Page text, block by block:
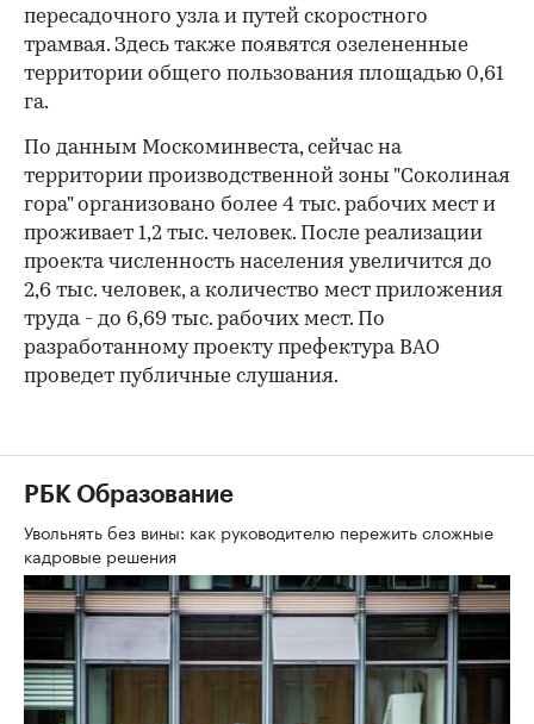
пересадочного узла и путей скоростного
трамвая. Здесь также появятся озелененные
территории общего пользования площадью 0,61
га.
По данным Москоминвеста, сейчас на
территории производственной зоны "Соколиная
гора" организовано более 4 тыс. рабочих мест и
проживает 1,2 тыс. человек. После реализации
проекта численность населения увеличится до
2,6 тыс. человек, а количество мест приложения
труда - до 6,69 тыс. рабочих мест. По
разработанному проекту префектура ВАО
проведет публичные слушания.
РБК Образование
Увольнять без вины: как руководителю пережить сложные
кадровые решения